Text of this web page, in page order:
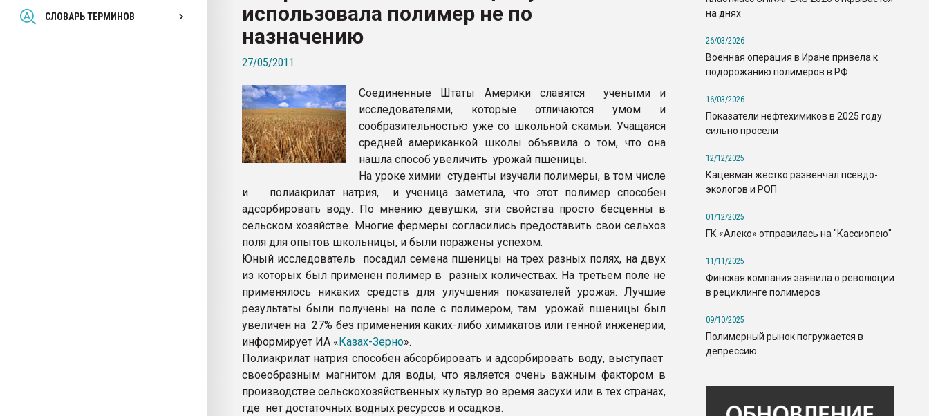
СЛОВАРЬ ТЕРМИНОВ
Всё, что касается выдува ПЭТ
бутылок
ПЕРЕЙТИ НА ФОРУМ
использовала полимер не по
назначению
27/05/2011
Соединенные Штаты Америки славятся учеными и
исследователями, которые отличаются умом и
сообразительностью уже со школьной скамьи. Учащаяся
средней американкой школы объявила о том, что она
нашла способ увеличить урожай пшеницы.
На уроке химии студенты изучали полимеры, в том числе
и полиакрилат натрия, и ученица заметила, что этот полимер способен
адсорбировать воду. По мнению девушки, эти свойства просто бесценны в
сельском хозяйстве. Многие фермеры согласились предоставить свои сельхоз
поля для опытов школьницы, и были поражены успехом.
Юный исследователь посадил семена пшеницы на трех разных полях, на двух
из которых был применен полимер в разных количествах. На третьем поле не
применялось никаких средств для улучшения показателей урожая. Лучшие
результаты были получены на поле с полимером, там урожай пшеницы был
увеличен на 27% без применения каких-либо химикатов или генной инженерии,
информирует ИА « Казах-Зерно».
Полиакрилат натрия способен абсорбировать и адсорбировать воду, выступает
своеобразным магнитом для воды, что является очень важным фактором в
производстве сельскохозяйственных культур во время засухи или в тех странах,
где нет достаточных водных ресурсов и осадков.
на днях
26/03/2026
Военная операция в Иране привела к
подорожанию полимеров в РФ
16/03/2026
Показатели нефтехимиков в 2025 году
сильно просели
12/12/2025
Кацевман жестко развенчал псевдо-
экологов и РОП
01/12/2025
ГК «Алеко» отправилась на "Кассиопею"
11/11/2025
Финская компания заявила о революции
в рециклинге полимеров
09/10/2025
Полимерный рынок погружается в
депрессию